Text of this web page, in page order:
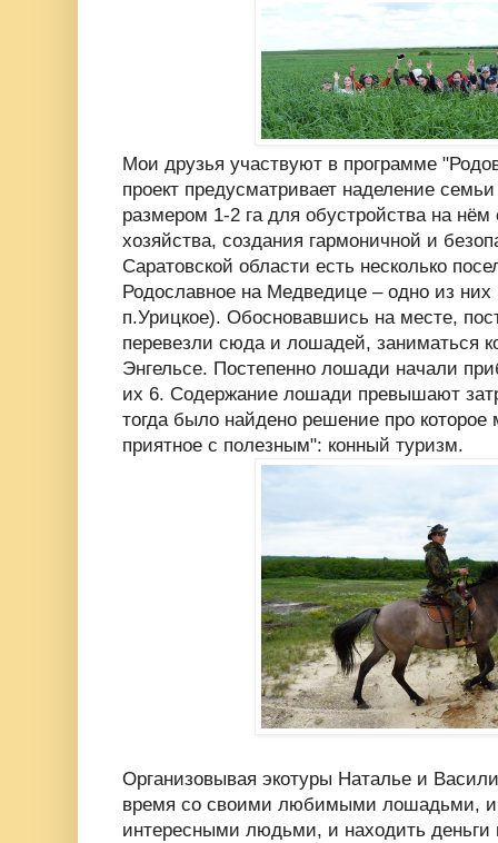
Мои друзья участвуют в программе
проект предусматривает наделение
размером 1-2 га для обустройства на
хозяйства, создания гармоничной и
Саратовской области есть несколько
Родославное на Медведице – одно из
п.Урицкое). Обосновавшись на месте,
перевезли сюда и лошадей, заниматься
Энгельсе. Постепенно лошади начали
их 6. Содержание лошади превышают
тогда было найдено решение про которое
приятное с полезным": конный туризм.
Организовывая экотуры Наталье и
время со своими любимыми лошадьми,
интересными людьми, и находить деньги